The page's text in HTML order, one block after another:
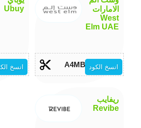
الامارات
West
Elm UAE
A4MBEFانسخ الكود
Ubuy
انسخ
ريفايب
Revibe